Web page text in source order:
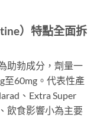
）特點全面拆
助勃成分，劑量一
至60mg。代表性產
、Extra Super
飲食影響小為主要